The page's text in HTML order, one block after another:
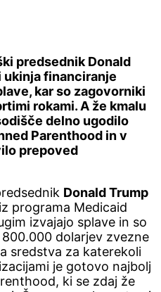
predsednik Donald
ukinja financiranje
kar so zagovorniki
rokami. A že kmalu
delno ugodilo
Parenthood in v
prepoved
Donald Trump
programa Medicaid
izvajajo splave in so
dolarjev zvezne
sredstva za katerekoli
je gotovo najbolj
ki se zdaj že